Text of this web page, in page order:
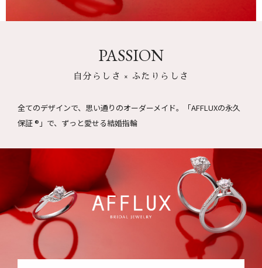
PASSION
自分らしさ × ふたりらしさ
全てのデザインで、思い通りのオーダーメイド。
「AFFLUXの永久
保証 ®」で、ずっと愛せる結婚指輪